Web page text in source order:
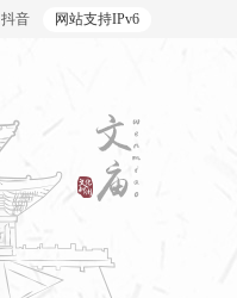
网站支持IPv6
抖音